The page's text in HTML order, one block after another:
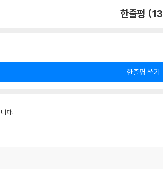
한줄평
한줄평 쓰기
다.